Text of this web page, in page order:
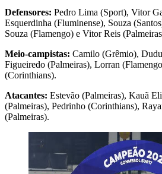
Defensores: Pedro Lima (Sport), Vitor
Esquerdinha (Fluminense), Souza
Souza (Flamengo) e Vitor Reis
Meio-campistas: Camilo (Grêmio),
Figueiredo (Palmeiras), Lorran
(Corinthians).
Atacantes: Estevão (Palmeiras), Kauã
(Palmeiras), Pedrinho (Corinthians),
(Palmeiras).